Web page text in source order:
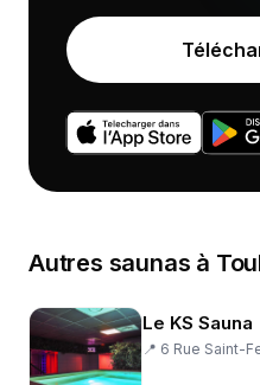
Autres saunas à
Le KS Sauna
📍 6 Rue Saint-